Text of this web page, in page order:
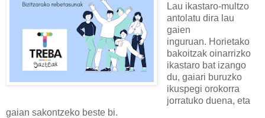
Lau ikastaro-multzo
antolatu dira lau
gaien
inguruan. Horietako
bakoitzak oinarrizko
ikastaro bat izango
du, gaiari buruzko
ikuspegi orokorra
jorratuko duena, eta
gaian sakontzeko beste bi.